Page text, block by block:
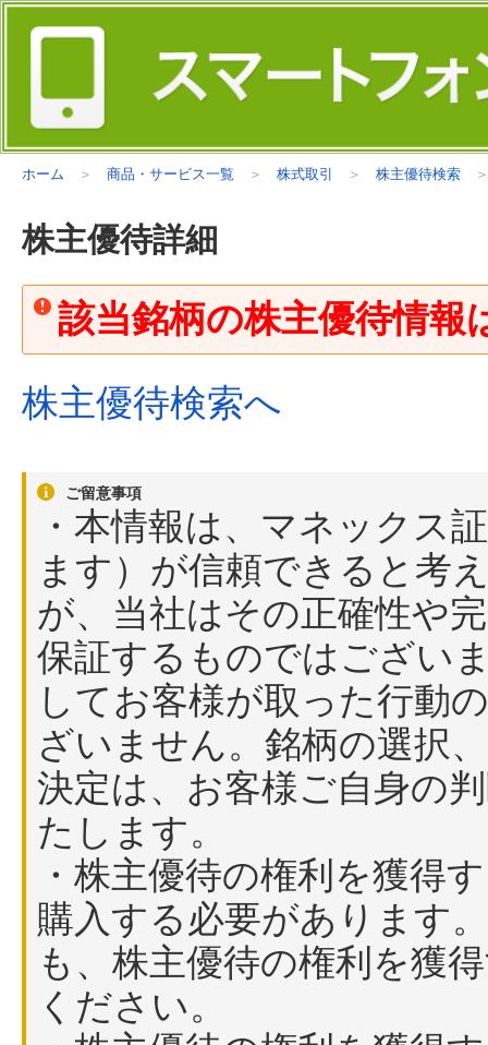
ホーム 商品・サービス一覧 株式取引 株主優待検索
株主優待詳細
該当銘柄の株主優待情報
株主優待検索へ
ご留意事項
・本情報は、マネックス
ます）が信頼できると考
が、当社はその正確性や
保証するものではござい
してお客様が取った行動
ざいません。銘柄の選択
決定は、お客様ご自身の
たします。
・株主優待の権利を獲得
購入する必要があります
も、株主優待の権利を獲
ください。